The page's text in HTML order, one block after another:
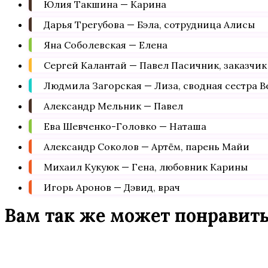
Юлия Такшина — Карина
Дарья Трегубова — Бэла, сотрудница Алисы
Яна Соболевская — Елена
Сергей Калантай — Павел Пасичник, заказчик
Людмила Загорская — Лиза, сводная сестра
Александр Мельник — Павел
Ева Шевченко-Головко — Наташа
Александр Соколов — Артём, парень Майи
Михаил Кукуюк — Гена, любовник Карины
Игорь Аронов — Дэвид, врач
Вам так же может